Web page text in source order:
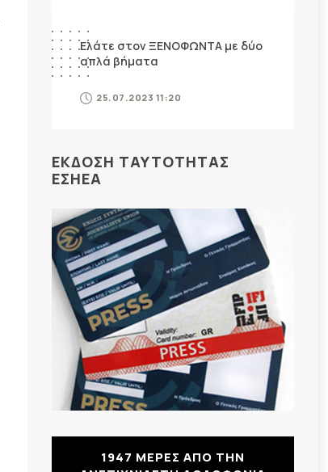
Ελάτε στον ΞΕΝΟΦΩΝΤΑ με δύο
απλά βήματα
25.07.2023 11:20
ΕΚΔΟΣΗ ΤΑΥΤΟΤΗΤΑΣ
ΕΣΗΕΑ
1947 ΜΕΡΕΣ ΑΠΟ ΤΗΝ